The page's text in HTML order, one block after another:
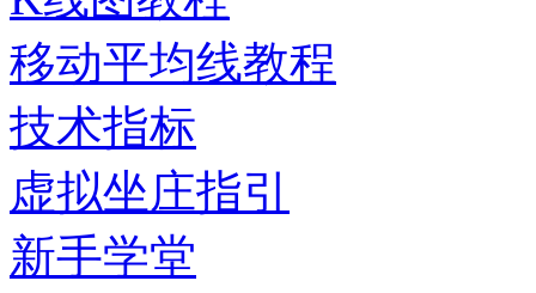
移动平均线教程
技术指标
虚拟坐庄指引
新手学堂